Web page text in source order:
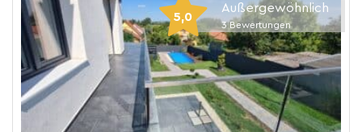
5,0
Außergewöhnlich
3 Bewertungen